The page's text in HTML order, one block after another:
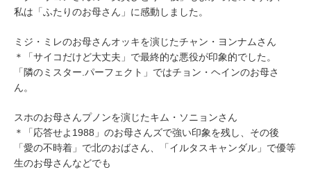
私は「ふたりのお母さん」に感動しました。
ミジ・ミレのお母さんオッキを演じたチャン・ヨンナムさん
＊「サイコだけど大丈夫」で最終的な悪役が印象的でした。
「隣のミスター.パーフェクト」ではチョン・ヘインのお母さ
ん。
スホのお母さんプノンを演じたキム・ソニョンさん
＊「応答せよ1988」のお母さんズで強い印象を残し、その後
「愛の不時着」で北のおばさん、「イルタスキャンダル」で優等
生のお母さんなどでも